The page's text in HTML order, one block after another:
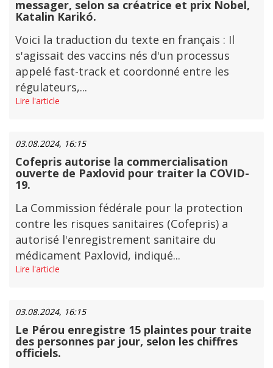
messager, selon sa créatrice et prix Nobel,
Katalin Karikó.
Voici la traduction du texte en français : Il
s'agissait des vaccins nés d'un processus
appelé fast-track et coordonné entre les
régulateurs,...
Lire l'article
03.08.2024, 16:15
Cofepris autorise la commercialisation
ouverte de Paxlovid pour traiter la COVID-
19.
La Commission fédérale pour la protection
contre les risques sanitaires (Cofepris) a
autorisé l'enregistrement sanitaire du
médicament Paxlovid, indiqué...
Lire l'article
03.08.2024, 16:15
Le Pérou enregistre 15 plaintes pour traite
des personnes par jour, selon les chiffres
officiels.